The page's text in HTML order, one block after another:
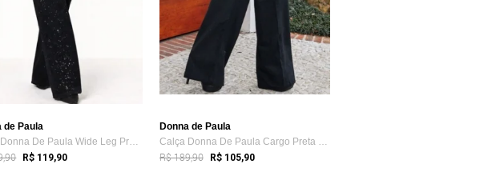
de Paula
Calça Donna De Paula Wide Leg Preta Com ...
R$ 119,90
Donna de Paula
Calça Donna De Paula Cargo Preta Feminin...
R$ 189,90 R$ 105,90